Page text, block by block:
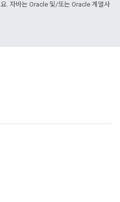
. 자바는 Oracle 및/또는 Oracle 계열사